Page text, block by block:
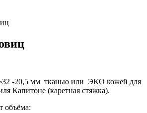
-20,5 мм тканью или ЭКО кожей для
Капитоне (каретная стяжка).
объёма: